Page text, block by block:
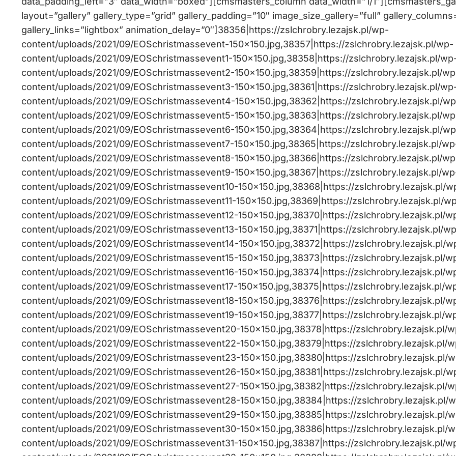
layout=”gallery” gallery_type=”grid” gallery_padding=”10″ image_size_gallery=”full”
gallery_links=”lightbox” animation_delay=”0″]38356|https://zslchrobry.lezajsk.pl/wp-
content/uploads/2021/09/EOSchristmassevent-150×150.jpg,38357|https://zslchrobry.lezajsk.pl/wp-
content/uploads/2021/09/EOSchristmassevent1-150×150.jpg,38358|https://zslchrobry.lezajsk.pl/
content/uploads/2021/09/EOSchristmassevent2-150×150.jpg,38359|https://zslchrobry.lezajsk.pl/
content/uploads/2021/09/EOSchristmassevent3-150×150.jpg,38361|https://zslchrobry.lezajsk.pl/
content/uploads/2021/09/EOSchristmassevent4-150×150.jpg,38362|https://zslchrobry.lezajsk.pl/
content/uploads/2021/09/EOSchristmassevent5-150×150.jpg,38363|https://zslchrobry.lezajsk.pl/
content/uploads/2021/09/EOSchristmassevent6-150×150.jpg,38364|https://zslchrobry.lezajsk.pl/
content/uploads/2021/09/EOSchristmassevent7-150×150.jpg,38365|https://zslchrobry.lezajsk.pl/
content/uploads/2021/09/EOSchristmassevent8-150×150.jpg,38366|https://zslchrobry.lezajsk.pl/
content/uploads/2021/09/EOSchristmassevent9-150×150.jpg,38367|https://zslchrobry.lezajsk.pl/
content/uploads/2021/09/EOSchristmassevent10-150×150.jpg,38368|https://zslchrobry.lezajsk.pl/
content/uploads/2021/09/EOSchristmassevent11-150×150.jpg,38369|https://zslchrobry.lezajsk.pl/
content/uploads/2021/09/EOSchristmassevent12-150×150.jpg,38370|https://zslchrobry.lezajsk.pl/
content/uploads/2021/09/EOSchristmassevent13-150×150.jpg,38371|https://zslchrobry.lezajsk.pl/
content/uploads/2021/09/EOSchristmassevent14-150×150.jpg,38372|https://zslchrobry.lezajsk.pl/
content/uploads/2021/09/EOSchristmassevent15-150×150.jpg,38373|https://zslchrobry.lezajsk.pl/
content/uploads/2021/09/EOSchristmassevent16-150×150.jpg,38374|https://zslchrobry.lezajsk.pl/
content/uploads/2021/09/EOSchristmassevent17-150×150.jpg,38375|https://zslchrobry.lezajsk.pl/
content/uploads/2021/09/EOSchristmassevent18-150×150.jpg,38376|https://zslchrobry.lezajsk.pl/
content/uploads/2021/09/EOSchristmassevent19-150×150.jpg,38377|https://zslchrobry.lezajsk.pl/
content/uploads/2021/09/EOSchristmassevent20-150×150.jpg,38378|https://zslchrobry.lezajsk.pl/
content/uploads/2021/09/EOSchristmassevent22-150×150.jpg,38379|https://zslchrobry.lezajsk.pl/
content/uploads/2021/09/EOSchristmassevent23-150×150.jpg,38380|https://zslchrobry.lezajsk.pl/
content/uploads/2021/09/EOSchristmassevent26-150×150.jpg,38381|https://zslchrobry.lezajsk.pl/
content/uploads/2021/09/EOSchristmassevent27-150×150.jpg,38382|https://zslchrobry.lezajsk.pl/
content/uploads/2021/09/EOSchristmassevent28-150×150.jpg,38384|https://zslchrobry.lezajsk.pl/
content/uploads/2021/09/EOSchristmassevent29-150×150.jpg,38385|https://zslchrobry.lezajsk.pl/
content/uploads/2021/09/EOSchristmassevent30-150×150.jpg,38386|https://zslchrobry.lezajsk.pl/
content/uploads/2021/09/EOSchristmassevent31-150×150.jpg,38387|https://zslchrobry.lezajsk.pl/